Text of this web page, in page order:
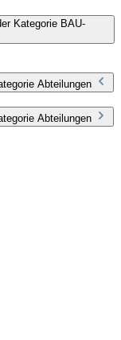
Kategorie BAU-
Abteilungen
Abteilungen